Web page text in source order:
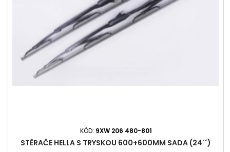
KÓD: 9XW 206 480-801
STĚRAČE HELLA S TRYSKOU 600+600MM SADA (24´´)